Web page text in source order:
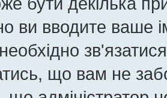
ви вводите ваше
що вам не